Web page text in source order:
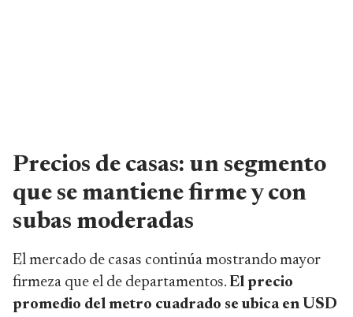
Precios de casas: un segmento
que se mantiene firme y con
subas moderadas
El mercado de casas continúa mostrando mayor
firmeza que el de departamentos. El precio
promedio del metro cuadrado se ubica en USD